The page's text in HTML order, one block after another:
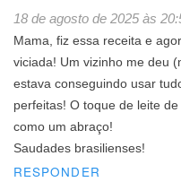
18 de agosto de 2025 às
Mama, fiz essa receita e
viciada! Um vizinho me deu
estava conseguindo usar
perfeitas! O toque de leite
como um abraço!
Saudades brasilienses!
RESPONDER